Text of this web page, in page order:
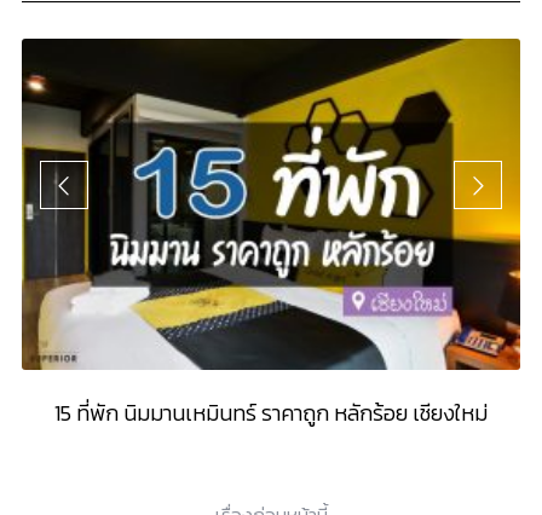
15 ที่พัก นิมมานเหมินทร์ ราคาถูก หลักร้อย เชียงใหม่